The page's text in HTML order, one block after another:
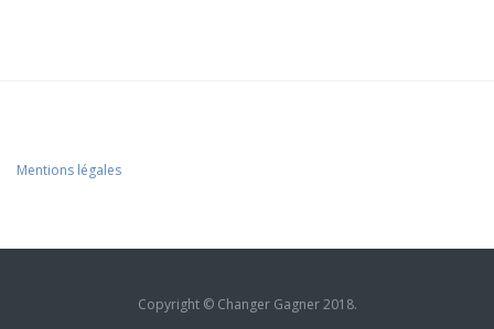
Mentions légales
Copyright © Changer Gagner 2018.